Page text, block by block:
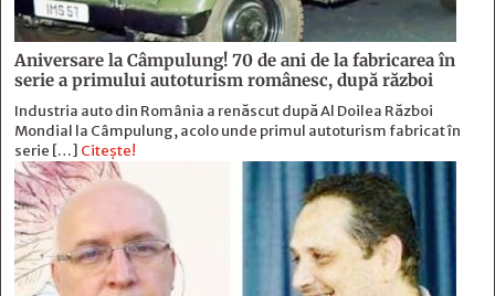
Aniversare la Câmpulung! 70 de ani de la fabricarea în
serie a primului autoturism românesc, după război
Industria auto din România a renăscut după Al Doilea Război
Mondial la Câmpulung, acolo unde primul autoturism fabricat în
serie […] Citește!